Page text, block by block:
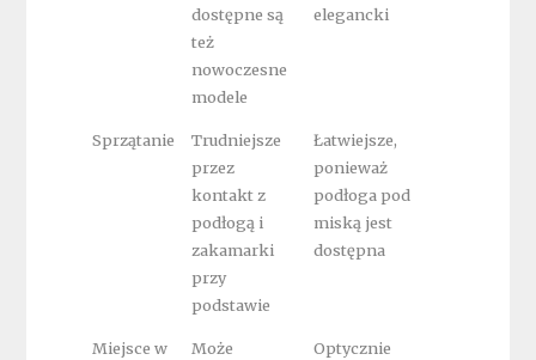
dostępne są
też
nowoczesne
modele
elegancki
Sprzątanie
Trudniejsze
przez
kontakt z
podłogą i
zakamarki
przy
podstawie
Łatwiejsze,
ponieważ
podłoga pod
miską jest
dostępna
Miejsce w
Może
Optycznie